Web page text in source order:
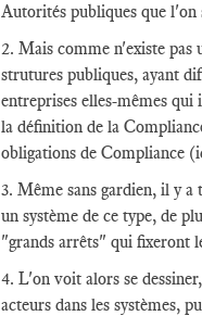
Autorités publiques que l'on
2. Mais comme n'existe pas
strutures publiques, ayant
entreprises elles-mêmes
la définition de la
obligations de Compliance
3. Même sans gardien, il y a
un système de ce type, de
"grands arrêts" qui fixeront
4. L'on voit alors se
acteurs dans les systèmes,